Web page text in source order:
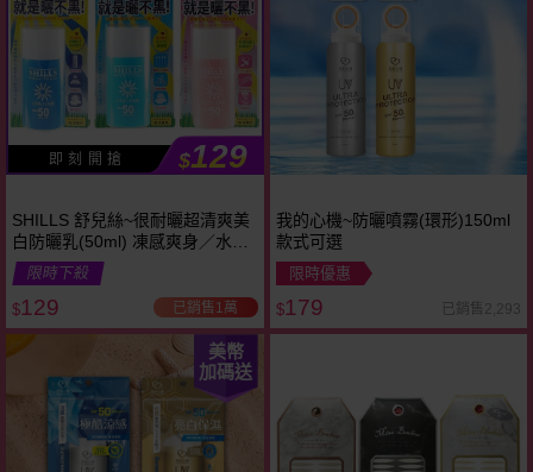
即 刻 開 搶 $129
SHILLS 舒兒絲~很耐曬超清爽美
白防曬乳(50ml) 凍感爽身／水感
全護／寶貝溫和 3款可選
限時下殺
$129 已銷售1萬
我的心機~防曬噴霧(環形)150ml
款式可選
限時優惠
$179 已銷售2,293
美幣
加碼送